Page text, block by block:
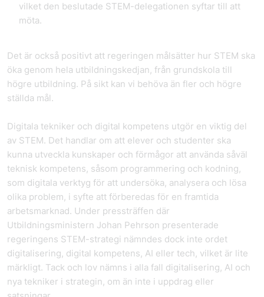
vilket den beslutade STEM-delegationen syftar till att
möta.
Det är också positivt att regeringen målsätter hur STEM ska
öka genom hela utbildningskedjan, från grundskola till
högre utbildning. På sikt kan vi behöva än fler och högre
ställda mål.
Digitala tekniker och digital kompetens utgör en viktig del
av STEM. Det handlar om att elever och studenter ska
kunna utveckla kunskaper och förmågor att använda såväl
teknisk kompetens, såsom programmering och kodning,
som digitala verktyg för att undersöka, analysera och lösa
olika problem, i syfte att förberedas för en framtida
arbetsmarknad. Under pressträffen där
Utbildningsministern Johan Pehrson presenterade
regeringens STEM-strategi nämndes dock inte ordet
digitalisering, digital kompetens, AI eller tech, vilket är lite
märkligt. Tack och lov nämns i alla fall digitalisering, AI och
nya tekniker i strategin, om än inte i uppdrag eller